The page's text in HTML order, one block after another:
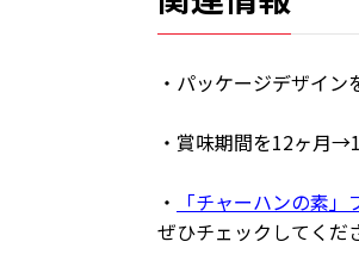
・パッケージデザイン
・賞味期間を12ヶ月
・ 「チャーハンの素
ぜひチェックしてくだ